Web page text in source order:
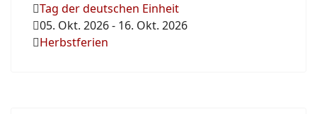
Tag der deutschen Einheit
05. Okt. 2026- 16. Okt. 2026
Herbstferien